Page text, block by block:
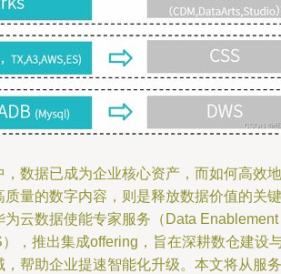
数据已成为企业核心资产，而如何高效地
量的数字内容，则是释放数据价值的关键
云数据使能专家服务（Data Enablement
，推出集成offering，旨在深耕数仓建设
帮助企业提速智能化升级。本文将从服务